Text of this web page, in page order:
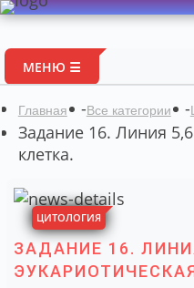
МЕНЮ ☰
Главная -Все категории -
Задание 16. Линия
клетка.
ЦИТОЛОГИЯ
ЗАДАНИЕ 16.